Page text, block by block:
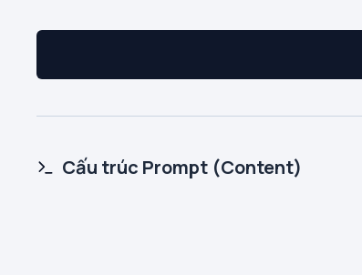
Cấu trúc Prompt (Content)